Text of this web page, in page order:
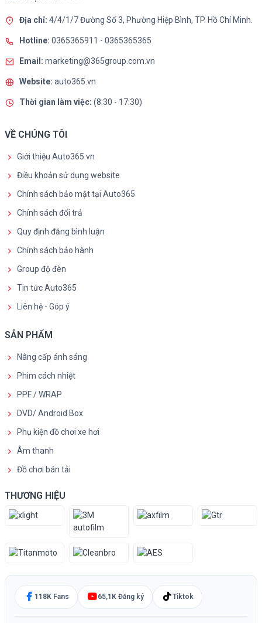
Địa chỉ: 4/4/1/7 Đường Số 3, Phường Hiệp Bình, TP. Hồ Chí Minh.
Hotline: 0365365911 - 0365365365
Email: marketing@365group.com.vn
Website: auto365.vn
Thời gian làm việc: (8:30 - 17:30)
VỀ CHÚNG TÔI
Giới thiệu Auto365.vn
Điều khoản sử dụng website
Chính sách bảo mật tại Auto365
Chính sách đổi trả
Quy định đăng bình luận
Chính sách bảo hành
Group độ đèn
Tin tức Auto365
Liên hệ - Góp ý
SẢN PHẨM
Nâng cấp ánh sáng
Phim cách nhiệt
PPF / WRAP
DVD/ Android Box
Phụ kiện đồ chơi xe hơi
Âm thanh
Đồ chơi bán tải
THƯƠNG HIỆU
118K Fans 65,1K Đăng ký Tiktok